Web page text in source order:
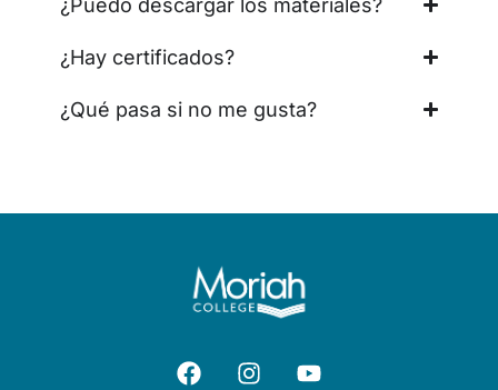
¿Puedo descargar los materiales?
¿Hay certificados?
¿Qué pasa si no me gusta?